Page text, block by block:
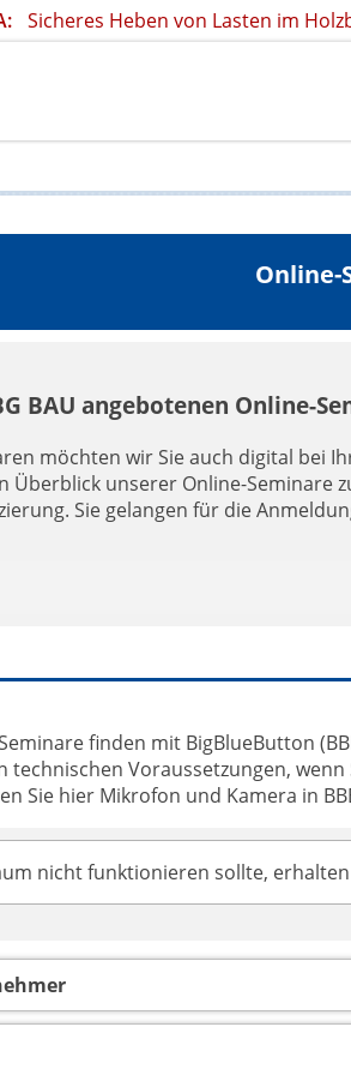
Sicheres Heben von Lasten im
Online-
BAU angebotenen Online-
möchten wir Sie auch digital bei
unserer Online-Seminare
Sie gelangen für die
finden mit BigBlueButton
technischen Voraussetzungen,
Sie hier Mikrofon und Kamera in
nicht funktionieren sollte,